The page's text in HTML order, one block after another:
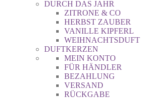
DURCH DAS JAHR
ZITRONE & CO
HERBST ZAUBER
VANILLE KIPFERL
WEIHNACHTSDUFT
DUFTKERZEN
MEIN KONTO
FÜR HÄNDLER
BEZAHLUNG
VERSAND
RÜCKGABE